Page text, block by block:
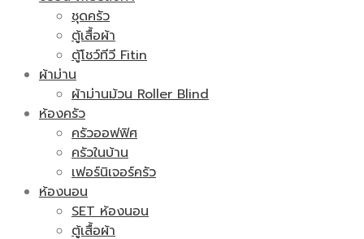
ชุดครัว
ตู้เสื้อผ้า
ตู้โชว์ทีวี Fitin
ผ้าม่าน
ผ้าม่านม้วน Roller Blind
ห้องครัว
ครัวออฟฟิศ
ครัวในบ้าน
เฟอร์นิเจอร์ครัว
ห้องนอน
SET ห้องนอน
ตู้เสื้อผ้า